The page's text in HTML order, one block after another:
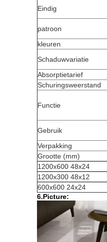
Eindig
patroon
kleuren
Schaduwvariatie
Absorptietarief
Schuringsweerstand
Functie
Gebruik
Verpakking
Grootte (mm)
1200x600 48x24
1200x300 48x12
600x600 24x24
6.Picture: